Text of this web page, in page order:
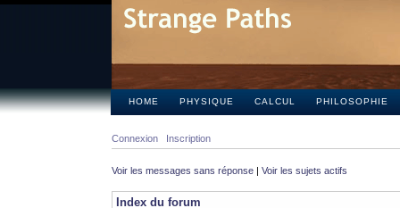
HOME PHYSIQUE CALCUL PHILOSOPHIE
Connexion Inscription
Voir les messages sans réponse | Voir les sujets actifs
Index du forum